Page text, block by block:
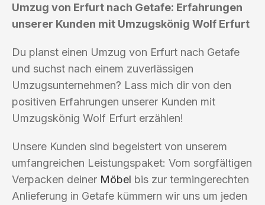
Umzug von Erfurt nach Getafe: Erfahrungen
unserer Kunden mit Umzugskönig Wolf Erfurt
Du planst einen Umzug von Erfurt nach Getafe
und suchst nach einem zuverlässigen
Umzugsunternehmen? Lass mich dir von den
positiven Erfahrungen unserer Kunden mit
Umzugskönig Wolf Erfurt erzählen!
Unsere Kunden sind begeistert von unserem
umfangreichen Leistungspaket: Vom sorgfältigen
Verpacken deiner Möbel bis zur termingerechten
Anlieferung in Getafe kümmern wir uns um jeden